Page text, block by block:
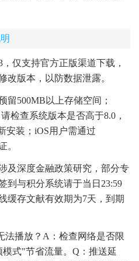
，仅支持官方正版渠道下载，
改版本，以防数据泄露。
留500MB以上存储空间；
检查系统版本是否高于8.0，
安装；iOS用户需通过
。
及深度金融政策研究，部分专
到与积分系统请于当日23:59
缓存文献有效期为7天，到期
法播放？A：检查网络是否限
式"节省流量。Q：推送延